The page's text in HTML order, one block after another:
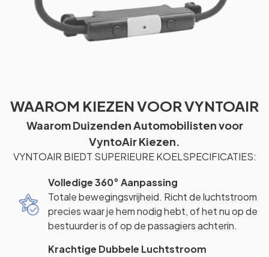
WAAROM KIEZEN VOOR VYNTOAIR
Waarom Duizenden Automobilisten voor
VyntoAir Kiezen.
VYNTOAIR BIEDT SUPERIEURE KOELSPECIFICATIES:
Volledige 360° Aanpassing
Totale bewegingsvrijheid. Richt de luchtstroom
precies waar je hem nodig hebt, of het nu op de
bestuurder is of op de passagiers achterin.
Krachtige Dubbele Luchtstroom